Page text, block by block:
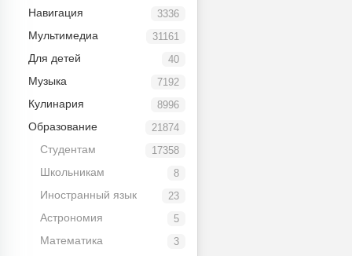
и секс, а так же про характер и
3336
Навигация
31161
Мультимедиа
40
Для детей
7192
Музыка
8996
Кулинария
21874
Образование
17358
Студентам
8
Школьникам
23
Иностранный язык
5
Астрономия
3
Математика